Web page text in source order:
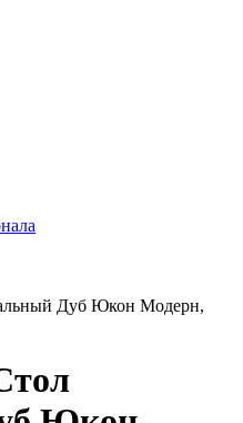
Дуб Юкон Модерн,